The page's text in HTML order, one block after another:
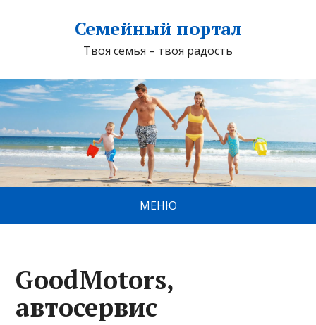
Семейный портал
Твоя семья – твоя радость
МЕНЮ
GoodMotors,
автосервис